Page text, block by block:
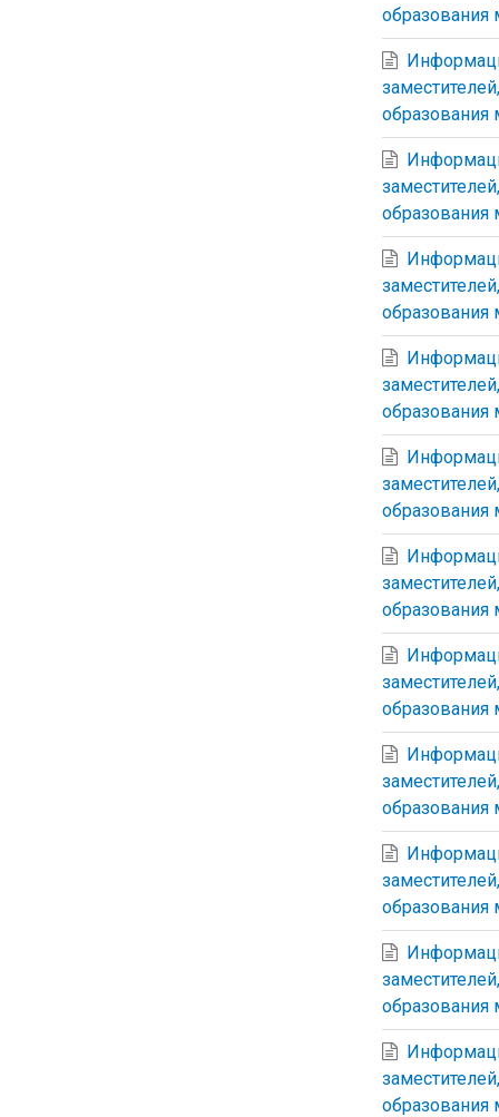
образования
образования
образования
образования
образования
образования
образования
образования
образования
образования
образования
образования